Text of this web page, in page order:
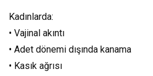
Kadınlarda:
• Vajinal akıntı
• Adet dönemi dışında kanama
• Kasık ağrısı